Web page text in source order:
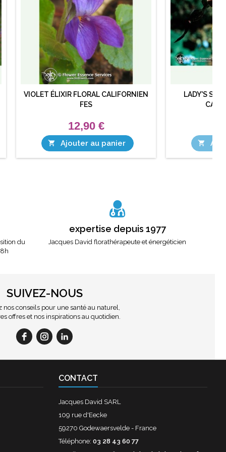
VIOLET ÉLIXIR FLORAL CALIFORNIEN
FES
12,90 €
 Ajouter au panier
LADY'S

du
expertise depuis 1977
Jacques David florathérapeute et énergéticien
SUIVEZ-NOUS
nos conseils pour une santé au naturel,
offres et nos inspirations au quotidien.
CONTACT
Jacques David SARL
109 rue d'Eecke
59270 Godewaersvelde - France
Téléphone: 03 28 43 60 77